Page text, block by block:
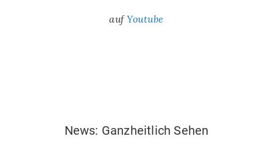
aufYoutube
News: Ganzheitlich Sehen